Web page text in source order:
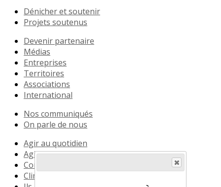
Dénicher et soutenir
Projets soutenus
Devenir partenaire
Médias
Entreprises
Territoires
Associations
International
Nos communiqués
On parle de nous
Agir au quotidien
Agir autour de moi
Comprendre la biodiversité
Climat